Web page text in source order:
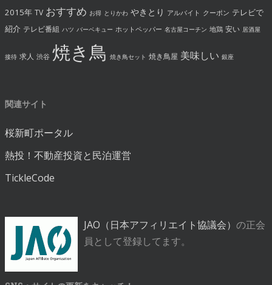
2015年 TV おすすめ お得 とりかわ やきとり アルバイト クーポン テレビで
紹介 テレビ番組 ハツ バーベキュー ホットペッパー 名古屋コーチン 地鶏 安い 居酒屋
接待 求人 渋谷 焼き鳥 焼き鳥セット 焼き鳥屋 美味しい 銀座
関連サイト
桜新町ポータル
熱投！不動産投資と民泊運営
TickleCode
JAO（日本アフィリエイト協議会） の正会
員として登録してます。